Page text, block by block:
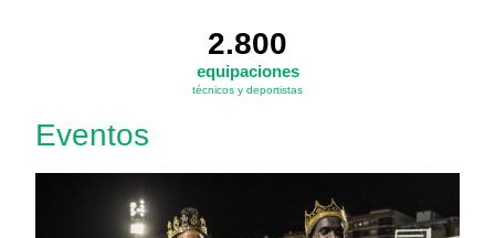
2.800
equipaciones
técnicos y deportistas
Eventos